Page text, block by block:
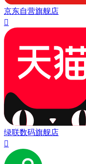
京东自营旗舰店

绿联数码旗舰店
